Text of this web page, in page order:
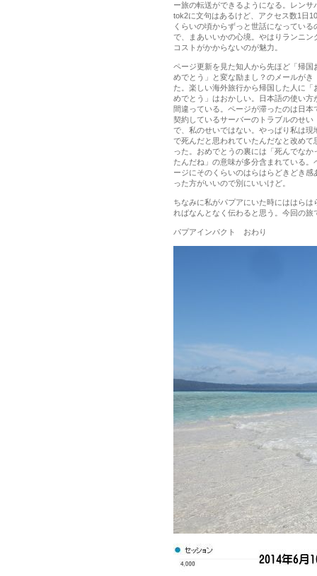
ー旅の転送ができるようになる。レンサ
tok2に文句はあるけど、アクセス数1日
くらいの頃からずっと世話になっている
で、まあいいかの心境。やはりランニン
コストがかからないのが魅力。
ページ更新を見た知人から先ほど「帰国
めでとう」と変な励まし？のメールがき
た。楽しい海外旅行から帰国した人に「
めでとう」はおかしい。日本語の使い方
間違っている。ページが滞ったのは日本
契約しているサーバーのトラブルのせい
で、私のせいではない。やっぱり私は現
で死んだと思われていたんだなと改めて
った。おめでとうの裏には「死んでなか
たんだね」の意味が多分含まれている。
ージにそのくらいのはらはらどきどき感
った方がいいので別にいいけど。
ちなみに私がパプアにいた時にははら
ればなんとなく伝わると思う。今回の
パプアインパクト おわり